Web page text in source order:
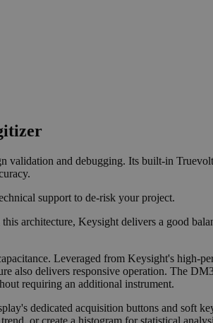
and debugging. Its built-in
support to de-risk your project.
architecture, Keysight delivers a good
Leveraged from Keysight's high-
also delivers responsive operation. The
requiring an additional instrument.
dedicated acquisition buttons and soft